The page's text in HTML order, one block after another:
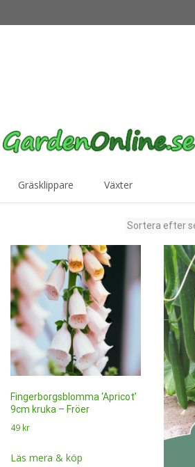
Fingerborgsblomma ‘Apricot’
9cm kruka – Fröer
49 kr
Läs mera & köp